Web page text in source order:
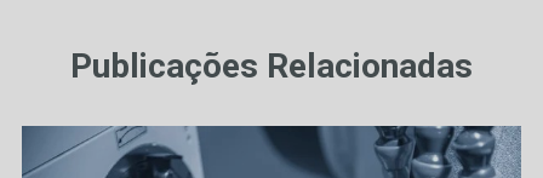
Publicações Relacionadas